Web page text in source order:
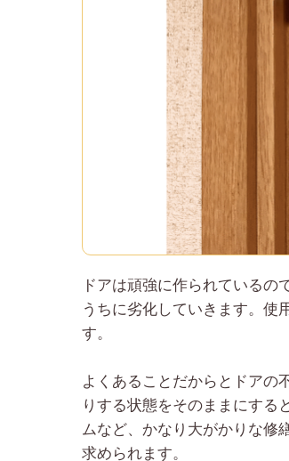
ドアは頑強に作られている
うちに劣化していきます。使
す。
よくあることだからとドアの
りする状態をそのままにする
ムなど、かなり大がかりな修
求められます。